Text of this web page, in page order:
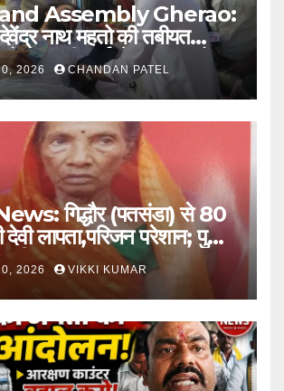
Assembly Gherao:
नाथ महतो की तबीयत
पर लाठीचार्ज से बढ़ा आक्रोश
2026 CHANDAN PATEL
गिद्धौर (पतसंडा) से 80
देवी लापता,परिजन परेशान; पुलिस
गुहार
2026 VIKKI KUMAR